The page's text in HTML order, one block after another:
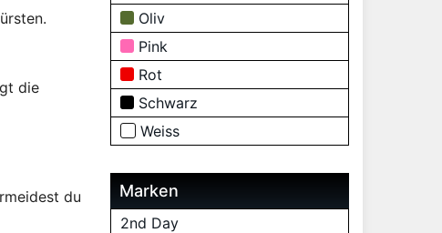
die
du
Oliv
Pink
Rot
Schwarz
Weiss
Marken
2nd Day